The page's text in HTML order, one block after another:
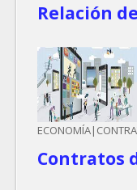
Relación
Contratos